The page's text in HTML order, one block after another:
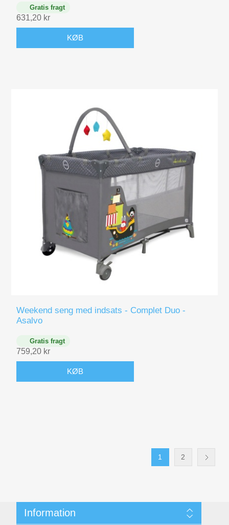
Gratis fragt
631,20 kr
KØB
Weekend seng med indsats - Complet Duo -
Asalvo
Gratis fragt
759,20 kr
KØB
1 2
Information